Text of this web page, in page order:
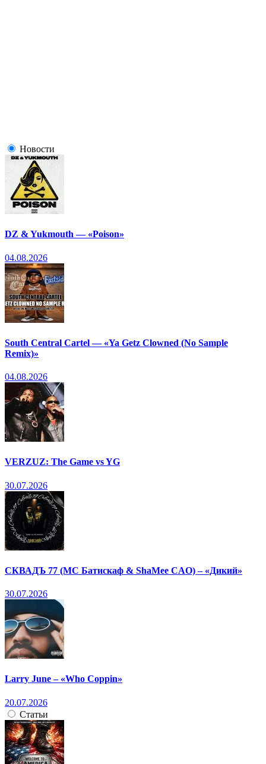
Новости
DZ & Yukmouth — «Poison»
04.08.2026
South Central Cartel — «Ya Getz Clowned (No Sample
Remix)»
04.08.2026
VERZUZ: The Game vs YG
30.07.2026
СКВАДЪ 77 (МС Батискаф & ShaMee CAO) – «Дикий»
30.07.2026
Larry June – «Who Coppin»
20.07.2026
Статьи